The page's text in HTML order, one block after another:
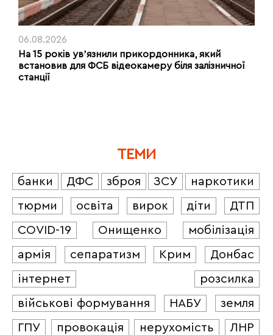
06.08.2026
На 15 років увʼязнили прикордонника, який
встановив для ФСБ відеокамеру біля залізничної
станції
ТЕМИ
банки ДФС зброя ЗСУ
наркотики
тюрми
освіта вирок діти
ДТП
COVID-19
Онищенко
мобілізація
армія
сепаратизм Крим
Донбас
інтернет
розсилка
військові формування
НАБУ
земля
ГПУ
провокація нерухомість
ЛНР